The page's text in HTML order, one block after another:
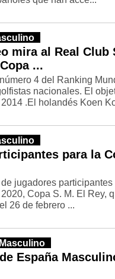
mira al Real Club
...
4 del Ranking
nacionales. El
.El holandés Koen
para la
jugadores
Copa S. M. El Rey,
26 de febrero ...
Masculino
España